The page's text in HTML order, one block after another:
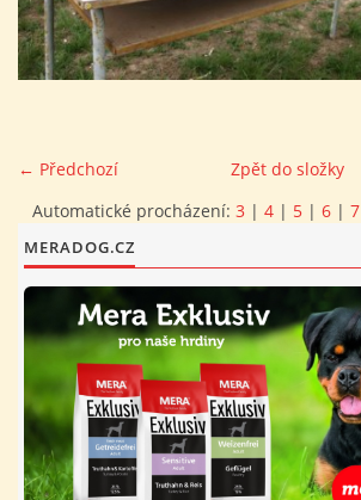
FOTOALBUM
PROVOZNÍ ŘÁD
O NÁS - HISTORIE A SOUČASNOST
AVZO TSČ ČR CHRUDIM P.S.
VÝBOR KK
← Předchozí
Zpět do složky
Automatické procházení: 3 | 4 | 5 | 6 | 7
MERADOG.CZ